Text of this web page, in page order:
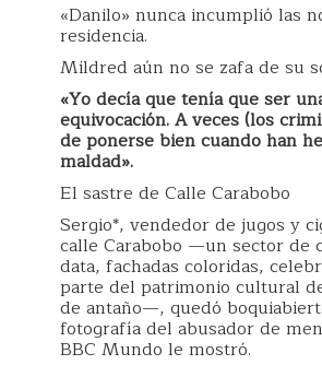
«Danilo» nunca incumplió las
residencia.
Mildred aún no se zafa de su
«Yo decía que tenía que ser
equivocación. A veces (los
de ponerse bien cuando han
maldad».
El sastre de Calle Carabobo
Sergio*, vendedor de jugos y
calle Carabobo —un sector de
data, fachadas coloridas,
parte del patrimonio cultural
de antaño—, quedó
fotografía del abusador de
BBC Mundo le mostró.